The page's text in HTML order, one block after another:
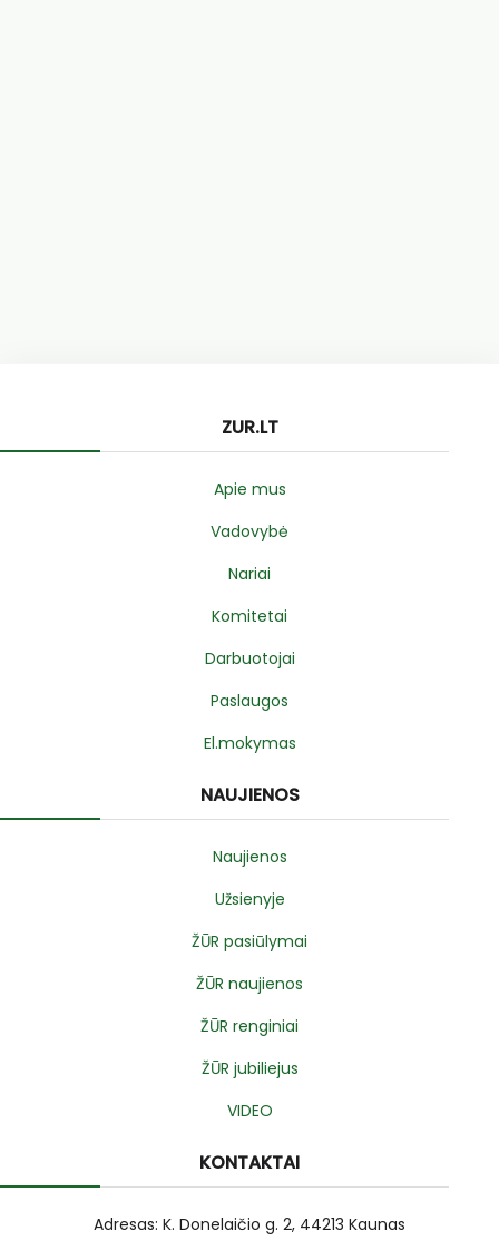
ZUR.LT
Apie mus
Vadovybė
Nariai
Komitetai
Darbuotojai
Paslaugos
El.mokymas
NAUJIENOS
Naujienos
Užsienyje
ŽŪR pasiūlymai
ŽŪR naujienos
ŽŪR renginiai
ŽŪR jubiliejus
VIDEO
KONTAKTAI
Adresas: K. Donelaičio g. 2, 44213 Kaunas